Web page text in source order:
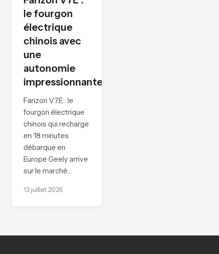
le fourgon
électrique
chinois avec
une
autonomie
impressionnante
Farizon V7E : le
fourgon électrique
chinois qui recharge
en 18 minutes
débarque en
Europe Geely arrive
sur le marché…
13 juillet 2026